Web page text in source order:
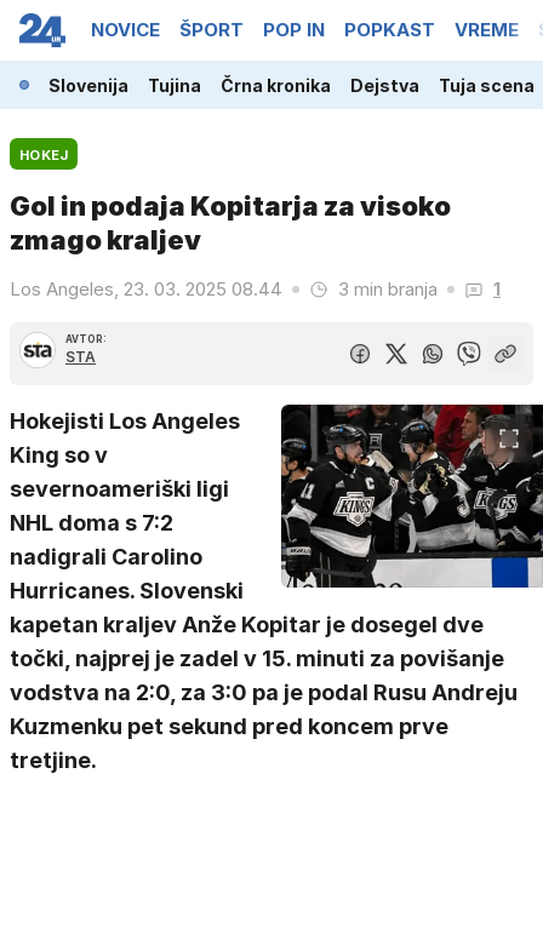
NOVICE ŠPORT POP IN POPKAST VREME
Slovenija Tujina Črna kronika Dejstva Tuja scena
HOKEJ
Gol in podaja Kopitarja za visoko
zmago kraljev
Los Angeles, 23. 03. 2025 08.44 3 min branja 1
AVTOR:
STA
Hokejisti Los Angeles
King so v
severnoameriški ligi
NHL doma s 7:2
nadigrali Carolino
Hurricanes. Slovenski
kapetan kraljev Anže Kopitar je dosegel dve
točki, najprej je zadel v 15. minuti za povišanje
vodstva na 2:0, za 3:0 pa je podal Rusu Andreju
Kuzmenku pet sekund pred koncem prve
tretjine.